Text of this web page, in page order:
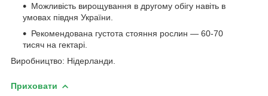
Можливість вирощування в другому обігу навіть в
умовах півдня України.
Рекомендована густота стояння рослин — 60-70
тисяч на гектарі.
Виробництво: Нідерланди.
Приховати